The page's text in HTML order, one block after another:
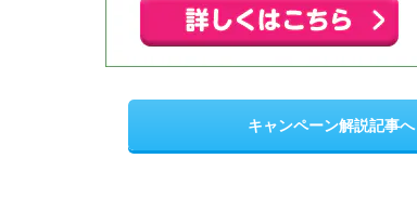
キャンペーン解説記事へ